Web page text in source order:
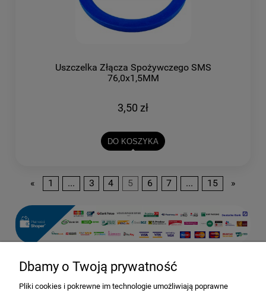
Uszczelka Złącza Spożywczego SMS
76,0x1,5MM
3,50 zł
DO KOSZYKA
« 1 ... 3 4 5 6 7 ... 15 »
Dbamy o Twoją prywatność
Pliki cookies i pokrewne im technologie umożliwiają poprawne